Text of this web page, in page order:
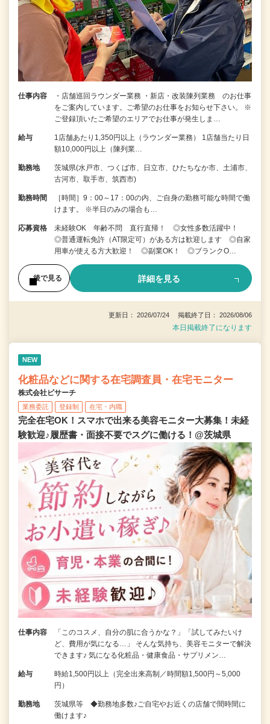
仕事内容
・店舗巡回ラウンダー業務 ・新店・改装陳列業務 のお仕事
をご案内しています。ご希望のお仕事をお知らせ下さい。 ※
ご登録頂いたご希望のエリアでお仕事が発生しま…
給与
1店舗あたり1,350円以上（ラウンダー業務） 1店舗当たり日
額10,000円以上（陳列業…
勤務地
茨城県(水戸市、つくば市、日立市、ひたちなか市、土浦市、
古河市、取手市、筑西市)
勤務時間
［時間］9：00～17：00の内、ご自身の勤務可能な時間で働
けます。 ※半日のみの場合も…
応募資格
未経験OK 年齢不問 直行直帰！ ◎女性多数活躍中！
◎普通運転免許（AT限定可）がある方は歓迎します ◎自家
用車が使える方大歓迎！ ◎副業OK！ ◎ブランクO…
後で見る 詳細を見る
更新日： 2026/07/24 掲載終了日： 2026/08/06
本日掲載終了になります
NEW
化粧品などに関する在宅調査員・在宅モニター
株式会社ビサーチ
業務委託 登録制 在宅・内職
完全在宅OK！スマホで出来る美容モニター大募集！未経
験歓迎♪履歴書・面接不要でスグに働ける！@茨城県
仕事内容
「このコスメ、自分の肌に合うかな？」「試してみたいけ
ど、費用が気になる…」 そんな気持ち、美容モニターで解決
できます♪ 気になる化粧品・健康食品・サプリメン…
給与
時給1,500円以上（完全出来高制／時間額1,500円～5,000
円）
勤務地
茨城県等 ◆勤務地多数♪ご自宅やお近くの店舗で間時間に
働けます♪